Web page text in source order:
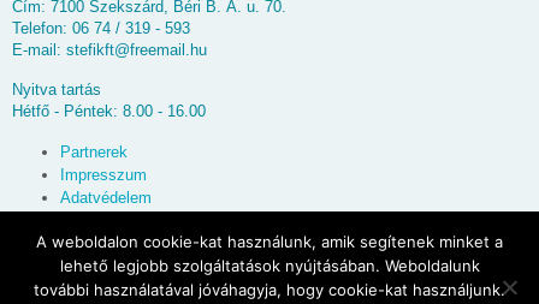
Cím: 7100 Szekszárd, Béri B. Á. u. 70.
Telefon: 06 74 / 319 - 593
E-mail: stefikft@freemail.hu
Nyitva tartás
Hétfő - Péntek: 8.00 - 16.00
Partnerek
Impresszum
Adatvédelem
© 2026Stefi Munkaruházati Bolt
A weboldalon cookie-kat használunk, amik segítenek minket a
lehető legjobb szolgáltatások nyújtásában. Weboldalunk
további használatával jóváhagyja, hogy cookie-kat használjunk.